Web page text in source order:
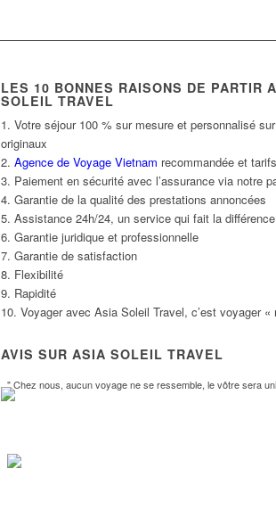
" Chez nous, aucun voyage ne se ressemble, le vôtre sera
LES 10 BONNES RAISONS DE PARTIR
SOLEIL TRAVEL
1. Votre séjour 100 % sur mesure et personnalisé
originaux
2. Agence de Voyage Vietnam recommandée et
3. Paiement en sécurité avec l’assurance via notre
4. Garantie de la qualité des prestations annoncées
5. Assistance 24h/24, un service qui fait la différence
6. Garantie juridique et professionnelle
7. Garantie de satisfaction
8. Flexibilité
9. Rapidité
10. Voyager avec Asia Soleil Travel, c’est voyager «
AVIS SUR ASIA SOLEIL TRAVEL